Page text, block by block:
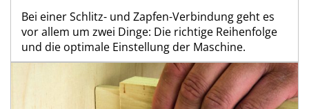
Bei einer Schlitz- und Zapfen-Verbindung geht es
vor allem um zwei Dinge: Die richtige Reihenfolge
und die optimale Einstellung der Maschine.